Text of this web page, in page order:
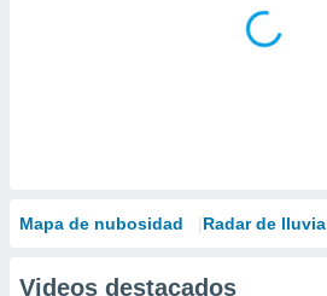
Mapa de nubosidad Radar de lluvia
Videos destacados